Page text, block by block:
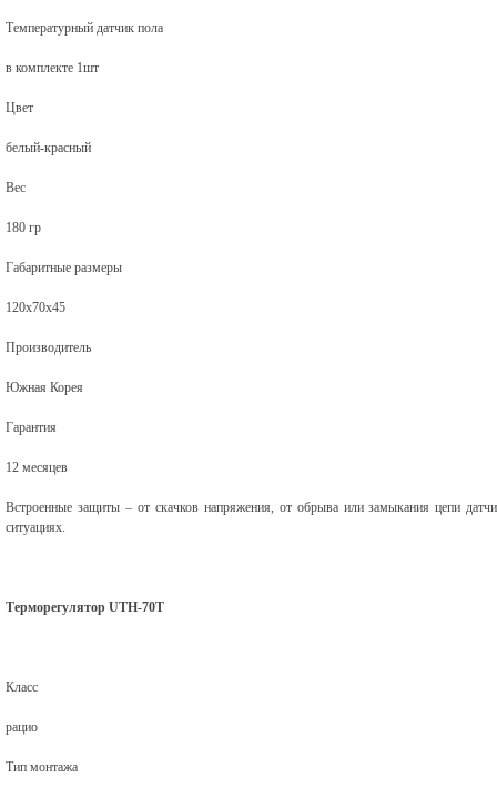
Температурный датчик пола
в комплекте 1шт
Цвет
белый-красный
Вес
180 гр
Габаритные размеры
120х70х45
Производитель
Южная Корея
Гарантия
12 месяцев
Встроенные защиты – от скачков напряжения, от обрыва или замыкания цепи
ситуациях.
Терморегулятор UTH-70Т
Класс
рацио
Тип монтажа